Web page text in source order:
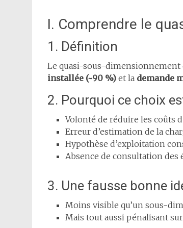
I. Comprendre le
1. Définition
Le quasi-sous-
installée (~90 %) et la demande
2. Pourquoi ce choix
Volonté de réduire les coûts
Erreur d’estimation de la
Hypothèse d’exploitation
Absence de consultation des
3. Une fausse bonne
Moins visible qu’un sous-
Mais tout aussi pénalisant